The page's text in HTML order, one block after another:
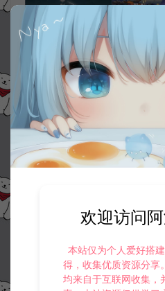
欢迎访问
本站仅为个人爱好搭
得，收集优质资源分享
均来自于互联网收集，